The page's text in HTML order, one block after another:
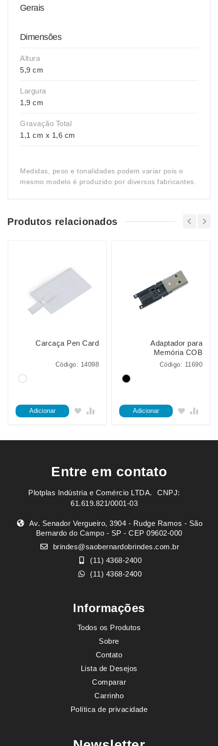
Gerais
Dimensões
Altura
5,9 cm
Largura
1,9 cm
Gravação Total
1,1 cm x 1,6 cm
Medidas, peso e tonalidades podem variar pois o
mesmo modelo é produzido por diversos fabricantes.
Produtos relacionados
Carcaça Pen Card
Código: 14098
Adicionar
Adaptador para
Memória COB
Código: 11690
Adicionar
Entre em contato
Plotplas Indústria e Comércio LTDA. ㅤㅤㅤ CNPJ:
61.619.821/0001-03
Av. Senador Vergueiro, 3904 - Rudge Ramos - São
Bernardo do Campo - SP - CEP 09602-000
brindes@saobernardobrindes.com.br
(11) 4368-2400
(11) 4368-2400
Informações
Todos os Produtos
Sobre
Contato
Lista de Desejos
Comparar
Carrinho
Política de privacidade